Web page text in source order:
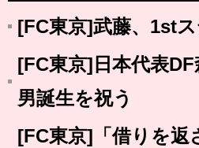
[FC東京]武藤、1st
[FC東京]日本代表
男誕生を祝う
[FC東京]「借りを返